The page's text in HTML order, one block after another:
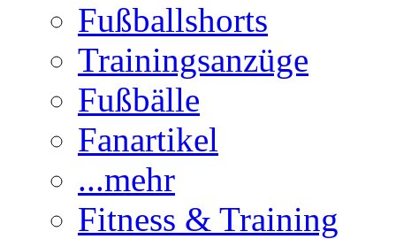
Fußballshorts
Trainingsanzüge
Fußbälle
Fanartikel
...mehr
Fitness & Training